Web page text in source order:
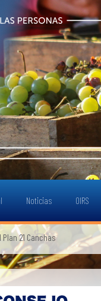
Noticias OIRS
21 Canchas